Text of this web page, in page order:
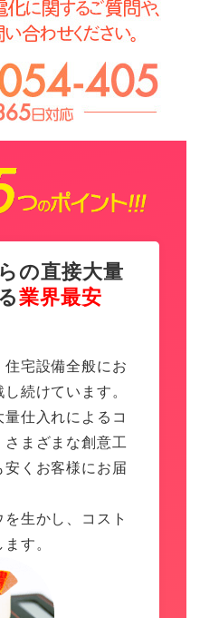
の直接大量
業界最安
住宅設備全般にお
続けています。
量仕入れによるコ
まざまな創意工
くお客様にお届
生かし、コスト
す。